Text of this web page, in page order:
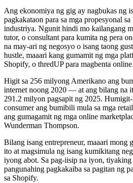
Ang ekonomiya ng gig ay nagbukas ng
pagkakataon para sa mga propesyonal
industriya. Ngunit hindi mo kailangang
tutor, o consultant para kumita ng pera
na may-ari ng negosyo o isang taong
hustle, maaari kang gumamit ng mga
Shopify, o thredUP para magbenta online.
Higit sa 256 milyong Amerikano ang
internet noong 2020 — at ang bilang na
291.2 milyon pagsapit ng 2025.
consumer ang bumibili mula sa mga
ang gumagamit ng mga online
Wunderman Thompson.
Bilang isang entrepreneur, maaari mong
ito at magsimula ng isang kumikitang
iyong abot. Sa pag-iisip na iyon, tiyaking
pangunahing pagkakaiba sa pagitan ng
sa Shopify.